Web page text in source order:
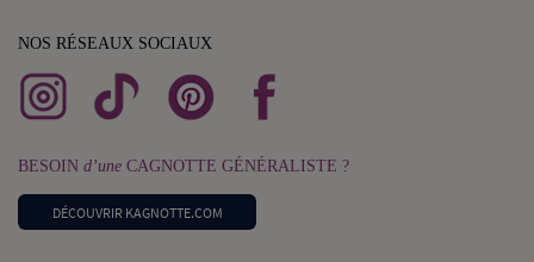
NOS RÉSEAUX SOCIAUX
BESOIN d’une CAGNOTTE GÉNÉRALISTE ?
DÉCOUVRIR KAGNOTTE.COM